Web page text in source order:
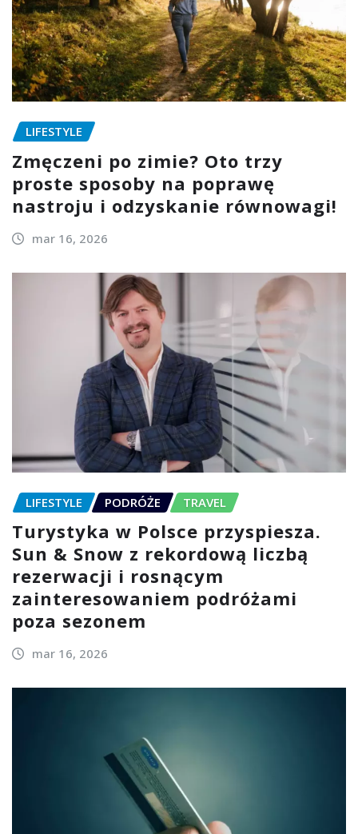
LIFESTYLE
Zmęczeni po zimie? Oto trzy
proste sposoby na poprawę
nastroju i odzyskanie równowagi!
mar 16, 2026
LIFESTYLE PODRÓŻE TRAVEL
Turystyka w Polsce przyspiesza.
Sun & Snow z rekordową liczbą
rezerwacji i rosnącym
zainteresowaniem podróżami
poza sezonem
mar 16, 2026